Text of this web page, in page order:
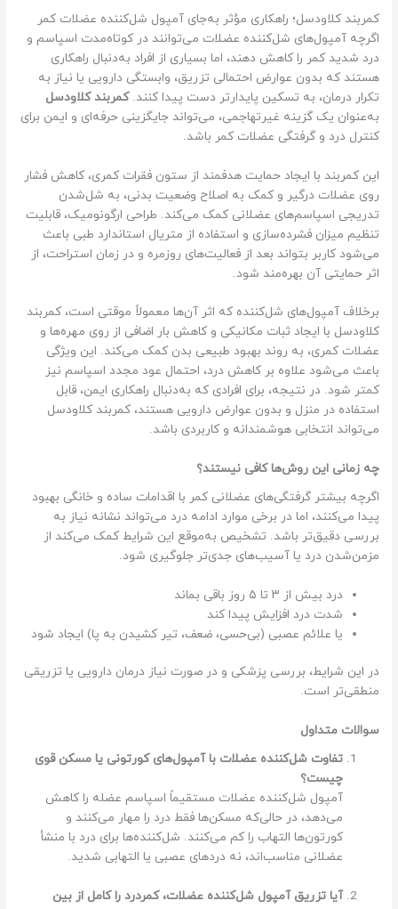
کمربند کلاودسل؛ راهکاری مؤثر به‌جای آمپول شل‌کننده عضلات کمر
اگرچه آمپول‌های شل‌کننده عضلات می‌توانند در کوتاه‌مدت اسپاسم و
درد شدید کمر را کاهش دهند، اما بسیاری از افراد به‌دنبال راهکاری
هستند که بدون عوارض احتمالی تزریق، وابستگی دارویی یا نیاز به
تکرار درمان، به تسکین پایدارتر دست پیدا کنند.کمربند کلاودسل
به‌عنوان یک گزینه غیرتهاجمی، می‌تواند جایگزینی حرفه‌ای و ایمن برای
کنترل درد و گرفتگی عضلات کمر باشد.
این کمربند با ایجاد حمایت هدفمند از ستون فقرات کمری، کاهش فشار
روی عضلات درگیر و کمک به اصلاح وضعیت بدنی، به شل‌شدن
تدریجی اسپاسم‌های عضلانی کمک می‌کند. طراحی ارگونومیک، قابلیت
تنظیم میزان فشرده‌سازی و استفاده از متریال استاندارد طبی باعث
می‌شود کاربر بتواند بعد از فعالیت‌های روزمره و در زمان استراحت، از
اثر حمایتی آن بهره‌مند شود.
برخلاف آمپول‌های شل‌کننده که اثر آن‌ها معمولاً موقتی است، کمربند
کلاودسل با ایجاد ثبات مکانیکی و کاهش بار اضافی از روی مهره‌ها و
عضلات کمری، به روند بهبود طبیعی بدن کمک می‌کند. این ویژگی
باعث می‌شود علاوه بر کاهش درد، احتمال عود مجدد اسپاسم نیز
کمتر شود. در نتیجه، برای افرادی که به‌دنبال راهکاری ایمن، قابل
استفاده در منزل و بدون عوارض دارویی هستند، کمربند کلاودسل
می‌تواند انتخابی هوشمندانه و کاربردی باشد.
چه زمانی این روش‌ها کافی نیستند؟
اگرچه بیشتر گرفتگی‌های عضلانی کمر با اقدامات ساده و خانگی بهبود
پیدا می‌کنند، اما در برخی موارد ادامه درد می‌تواند نشانه نیاز به
بررسی دقیق‌تر باشد. تشخیص به‌موقع این شرایط کمک می‌کند از
مزمن‌شدن درد یا آسیب‌های جدی‌تر جلوگیری شود.
درد بیش از ۳ تا ۵ روز باقی بماند
شدت درد افزایش پیدا کند
یا علائم عصبی (بی‌حسی، ضعف، تیر کشیدن به پا) ایجاد شود
در این شرایط، بررسی پزشکی و در صورت نیاز درمان دارویی یا تزریقی
منطقی‌تر است.
سوالات متداول
تفاوت شل‌کننده عضلات با آمپول‌های کورتونی یا مسکن قوی
چیست؟
آمپول شل‌کننده عضلات مستقیماً اسپاسم عضله را کاهش
می‌دهد، در حالی‌که مسکن‌ها فقط درد را مهار می‌کنند و
کورتون‌ها التهاب را کم می‌کنند. شل‌کننده‌ها برای درد با منشأ
عضلانی مناسب‌اند، نه دردهای عصبی یا التهابی شدید.
آیا تزریق آمپول شل‌کننده عضلات، کمردرد را کامل از بین